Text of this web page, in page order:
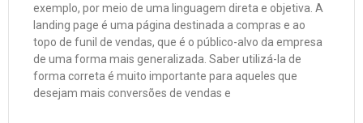
exemplo, por meio de uma linguagem direta e objetiva. A
landing page é uma página destinada a compras e ao
topo de funil de vendas, que é o público-alvo da empresa
de uma forma mais generalizada. Saber utilizá-la de
forma correta é muito importante para aqueles que
desejam mais conversões de vendas e